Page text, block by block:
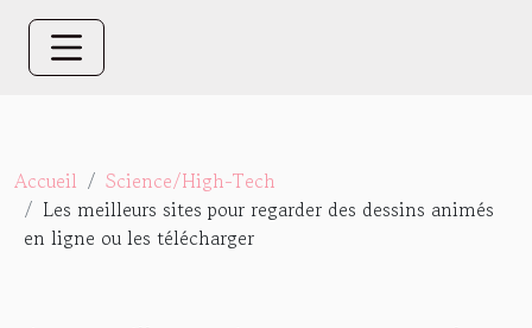
Accueil
Science/High-Tech
Les meilleurs sites pour regarder des dessins animés
en ligne ou les télécharger